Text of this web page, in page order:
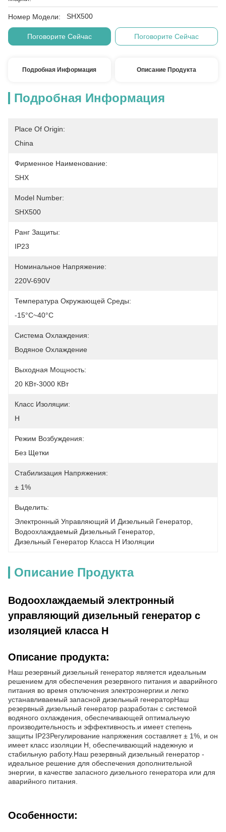
Номер Модели: SHX500
Поговорите Сейчас Поговорите Сейчас
Подробная Информация Описание Продукта
Подробная Информация
Place Of Origin:
China
Фирменное Наименование:
SHX
Model Number:
SHX500
Ранг Защиты:
IP23
Номинальное Напряжение:
220V-690V
Температура Окружающей Среды:
-15°C~40°C
Система Охлаждения:
Водяное Охлаждение
Выходная Мощность:
20 КВт-3000 КВт
Класс Изоляции:
H
Режим Возбуждения:
Без Щетки
Стабилизация Напряжения:
± 1%
Выделить:
Электронный Управляющий И Дизельный Генератор
Водоохлаждаемый Дизельный Генератор
Дизельный Генератор Класса H Изоляции
Описание Продукта
Водоохлаждаемый электронный
управляющий дизельный генератор с
изоляцией класса H
Описание продукта:
Наш резервный дизельный генератор является идеальным
решением для обеспечения резервного питания и аварийного
питания во время отключения электроэнергии.и легко
устанавливаемый запасной дизельный генераторНаш
резервный дизельный генератор разработан с системой
водяного охлаждения, обеспечивающей оптимальную
производительность и эффективность.и имеет степень
защиты IP23Регулирование напряжения составляет ± 1%, и он
имеет класс изоляции H, обеспечивающий надежную и
стабильную работу.Наш резервный дизельный генератор -
идеальное решение для обеспечения дополнительной
энергии, в качестве запасного дизельного генератора или для
аварийного питания.
Особенности: